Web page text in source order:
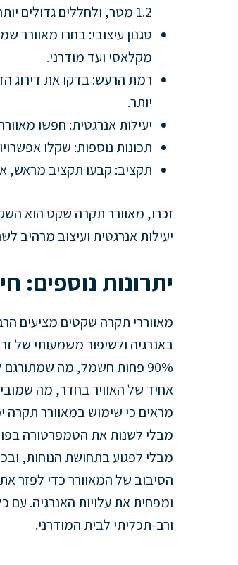
1.2 מטר, ולחללים גדולים יותר שקלו מאוורר גדול יותר.
סגנון עיצובי: בחרו מאוורר
מקלאסי ועד מודרני.
רמת הרעש: בדקו את דירוג
יותר.
יעילות אנרגטית: חפשו
תכונות נוספות: שקלו
תקציב: קבעו תקציב מראש,
זכרו, מאוורר תקרה שקט הוא
יעילות אנרגטית ועיצוב מרהיב
יתרונות נוספים:
מאווררי תקרה שקטים מציעים
באנרגיה ולשיפור משמעותי של
90% פחות חשמל, מה
אחיד של האוויר בחדר, מה
מבלי לפגוע בתחושת הנוחות,
הסיבוב של המאוורר כדי לפזר
ומפחית את עלויות האנרגיה. עם
ורב-תכליתי לבית המודרני.